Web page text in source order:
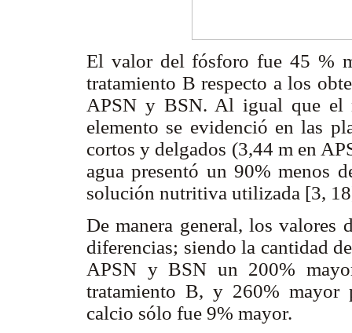
El valor del fósforo fue 45 %
tratamiento B respecto a los
APSN y BSN. Al igual que el
elemento se evidenció en las
cortos y delgados (3,44 m en
agua presentó un 90% menos
solución nutritiva utilizada [3,
De manera general, los valores
diferencias; siendo la cantidad
APSN y BSN un 200%
tratamiento B, y 260% mayor
calcio sólo fue 9% mayor.